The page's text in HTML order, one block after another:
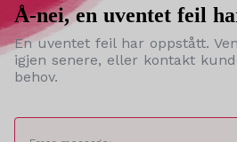
Å-nei, en uventet feil
En uventet feil har oppstått.
igjen senere, eller kontakt
behov.